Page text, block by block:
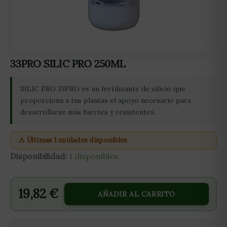
33PRO SILIC PRO 250ML
SILIC PRO 33PRO es un fertilizante de silicio que
proporciona a tus plantas el apoyo necesario para
desarrollarse más fuertes y resistentes.
⚠ Últimas 1 unidades disponibles
Disponibilidad: 1 disponibles
19,82 € AÑADIR AL CARRITO